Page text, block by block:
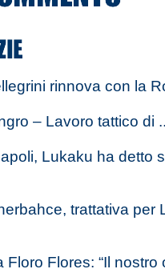
rinnova con la
– Lavoro tattico di
Lukaku ha detto
trattativa per
Floro Flores: “Il nostro